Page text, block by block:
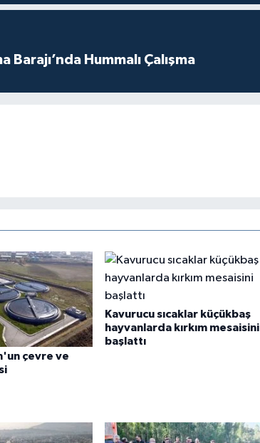
Barajı’nda Hummalı Çalışma
çevre ve
Kavurucu sıcaklar küçükbaş
hayvanlarda kırkım mesaisini
başlattı